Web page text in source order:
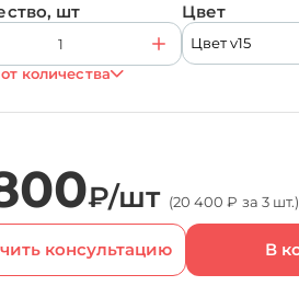
шт Цвет
Цвет v15
количества
₽/шт (20 400 ₽ за 3 шт.)
консультацию